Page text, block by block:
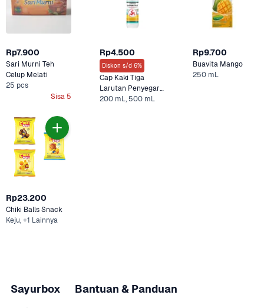
Rp7.900
Sari Murni Teh
25 pcs
Sisa 5
Rp4.500
Diskon s/d 6%
Cap Kaki Tiga
Larutan Penyegar
Original
200 mL, 500 mL
Rp9.700
250 mL
Rp23.200
Chiki Balls Snack
Keju, +1 Lainnya
Sayurbox Bantuan & Panduan